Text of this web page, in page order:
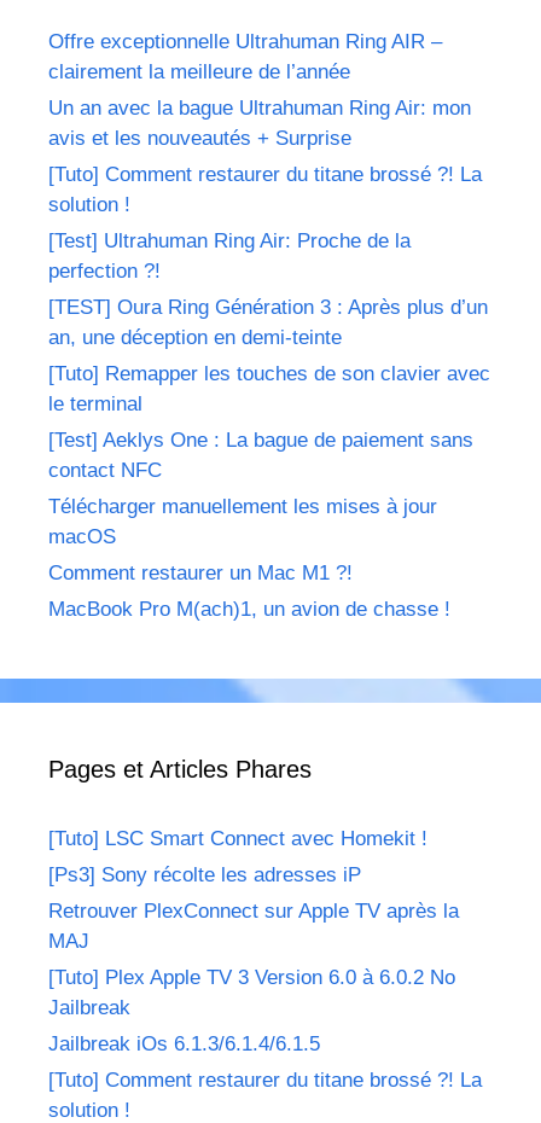
Offre exceptionnelle Ultrahuman Ring AIR –
clairement la meilleure de l’année
Un an avec la bague Ultrahuman Ring Air: mon
avis et les nouveautés + Surprise
[Tuto] Comment restaurer du titane brossé ?! La
solution !
[Test] Ultrahuman Ring Air: Proche de la
perfection ?!
[TEST] Oura Ring Génération 3 : Après plus d’un
an, une déception en demi-teinte
[Tuto] Remapper les touches de son clavier avec
le terminal
[Test] Aeklys One : La bague de paiement sans
contact NFC
Télécharger manuellement les mises à jour
macOS
Comment restaurer un Mac M1 ?!
MacBook Pro M(ach)1, un avion de chasse !
Pages et Articles Phares
[Tuto] LSC Smart Connect avec Homekit !
[Ps3] Sony récolte les adresses iP
Retrouver PlexConnect sur Apple TV après la
MAJ
[Tuto] Plex Apple TV 3 Version 6.0 à 6.0.2 No
Jailbreak
Jailbreak iOs 6.1.3/6.1.4/6.1.5
[Tuto] Comment restaurer du titane brossé ?! La
solution !